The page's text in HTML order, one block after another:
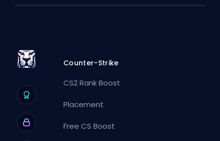
Counter-Strike
CS2 Rank Boost
Placement
Free CS Boost